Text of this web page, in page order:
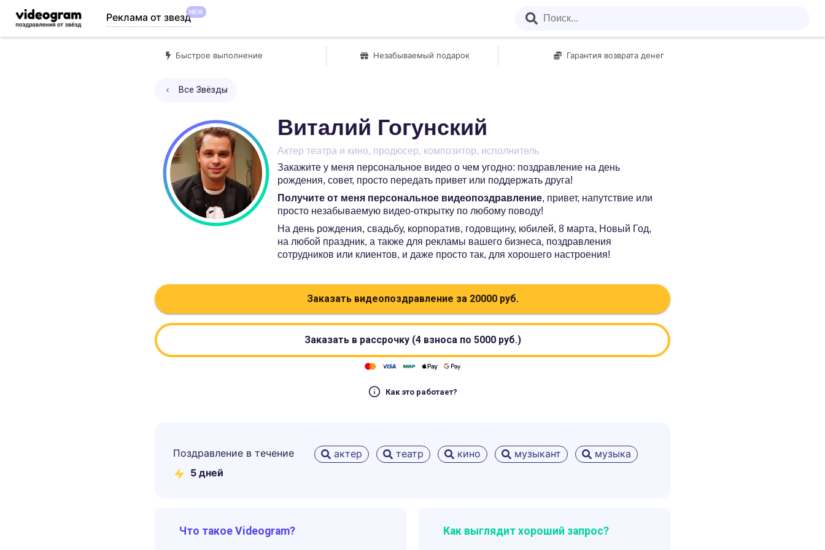
Реклама от звездNEW
Быстрое выполнение Незабываемый подарок Гарантия возврата денег
Все Звёзды
Виталий Гогунский
Актер театра и кино, продюсер, композитор, исполнитель
Закажите у меня персональное видео о чем угодно: поздравление на день
рождения, совет, просто передать привет или поддержать друга!
Получите от меня персональное видеопоздравление, привет, напутствие или
просто незабываемую видео-открытку по любому поводу!
На день рождения, свадьбу, корпоратив, годовщину, юбилей, 8 марта, Новый Год,
на любой праздник, а также для рекламы вашего бизнеса, поздравления
сотрудников или клиентов, и даже просто так, для хорошего настроения!
Заказать видеопоздравление за 20000руб.
Заказать в рассрочку (4 взноса по 5000руб.)
Как это работает?
Поздравление в течение
5 дней
актер театр кино музыкант музыка
Что такое Videogram? Как выглядит хороший запрос?